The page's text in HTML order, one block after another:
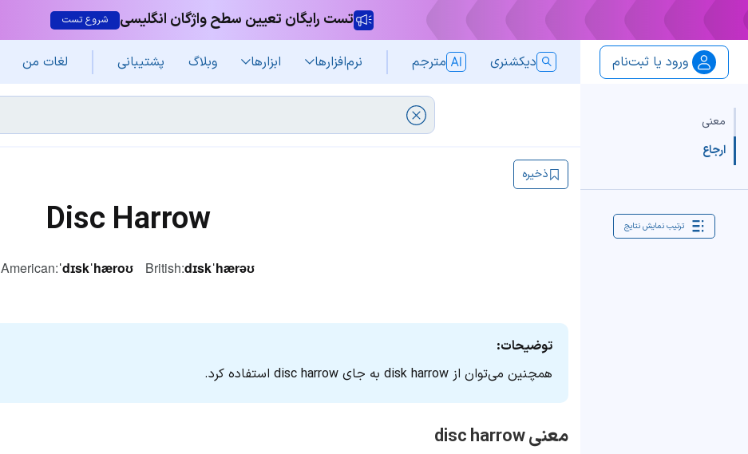
تست رایگان تعیین سطح واژگان انگلیسی شروع تست
ورود یا ثبت‌نام دیکشنری مترجم نرم‌افزار‌ها ابزارها وبلاگ پشتیبانی لغات من
معنی
ارجاع
ترتیب نمایش نتایج
ذخیره
Disc Harrow
American:ˈdɪskˈhæroʊ British:dɪskˈhærəʊ
توضیحات:
همچنین می‌توان از disk harrow به‌ جای disc harrow استفاده کرد.
معنی disc harrow